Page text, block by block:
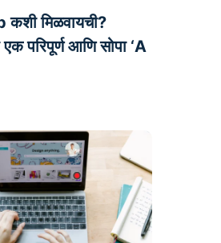
मिळवायची?
एक परिपूर्ण आणि सोपा ‘A